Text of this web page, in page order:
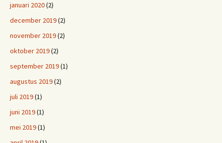
januari 2020(2)
december 2019(2)
november 2019(2)
oktober 2019(2)
september 2019(1)
augustus 2019(2)
juli 2019(1)
juni 2019(1)
mei 2019(1)